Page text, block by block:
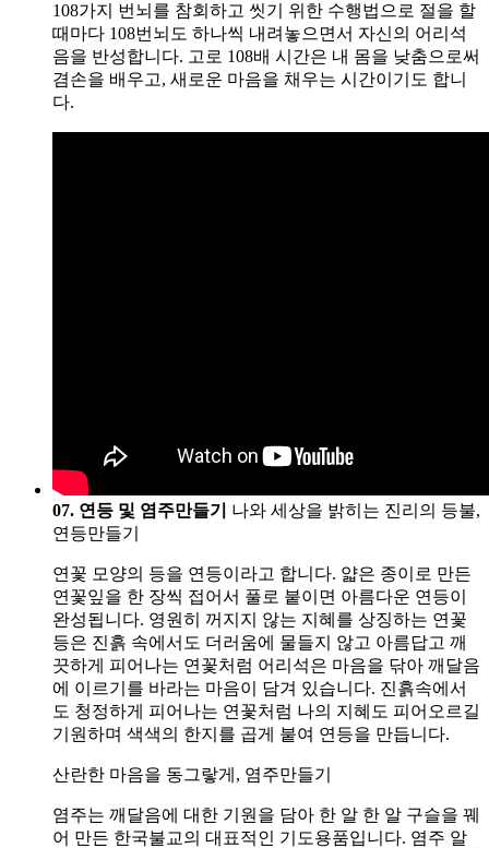
108가지 번뇌를 참회하고 씻기 위한 수행법으로 절을 할
때마다 108번뇌도 하나씩 내려놓으면서 자신의 어리석
음을 반성합니다. 고로 108배 시간은 내 몸을 낮춤으로써
겸손을 배우고, 새로운 마음을 채우는 시간이기도 합니
다.
07. 연등 및 염주만들기
나와 세상을 밝히는 진리의 등불,
연등만들기
연꽃 모양의 등을 연등이라고 합니다. 얇은 종이로 만든
연꽃잎을 한 장씩 접어서 풀로 붙이면 아름다운 연등이
완성됩니다. 영원히 꺼지지 않는 지혜를 상징하는 연꽃
등은 진흙 속에서도 더러움에 물들지 않고 아름답고 깨
끗하게 피어나는 연꽃처럼 어리석은 마음을 닦아 깨달음
에 이르기를 바라는 마음이 담겨 있습니다. 진흙속에서
도 청정하게 피어나는 연꽃처럼 나의 지혜도 피어오르길
기원하며 색색의 한지를 곱게 붙여 연등을 만듭니다.
산란한 마음을 동그랗게, 염주만들기
염주는 깨달음에 대한 기원을 담아 한 알 한 알 구슬을 꿰
어 만든 한국불교의 대표적인 기도용품입니다. 염주 알